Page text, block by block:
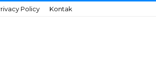
Policy Kontak